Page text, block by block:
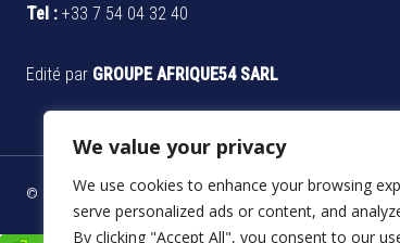
We value your privacy
We use cookies to enhance your browsing
serve personalized ads or content, and
By clicking "Accept All", you consent to our
Tel : +33 7 54 04 32 40
Edité par GROUPE AFRIQUE54 SARL
© 2024 Tous les droits reservés - Groupe Afrique54